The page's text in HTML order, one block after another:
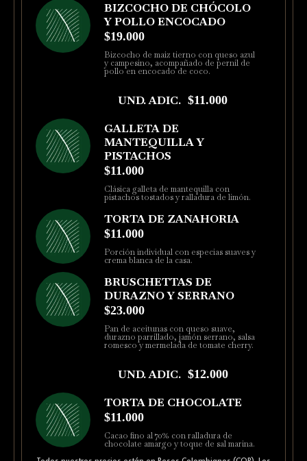
BIZCOCHO DE CHÓCOLO
Y POLLO ENCOCADO
$19.000
Bizcocho de maíz tierno con queso azul
y campesino, acompañado de pernil de
pollo en encocado de coco.
UND. ADIC. $11.000
GALLETA DE
MANTEQUILLA Y
PISTACHOS
$11.000
Clásica galleta de mantequilla con
pistachos tostados y ralladura de limón.
TORTA DE ZANAHORIA
$11.000
Porción individual con especias suaves y
crema blanca de la casa.
BRUSCHETTAS DE
DURAZNO Y SERRANO
$23.000
Pan de aceitunas con queso suave,
durazno parrillado, jamón serrano, salsa
romesco y mermelada de tomate cherry.
UND. ADIC. $12.000
TORTA DE CHOCOLATE
$11.000
Cacao fino al 70% con ralladura de
chocolate amargo y toque de sal marina.